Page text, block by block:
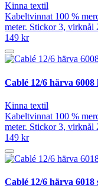
Kinna textil
Kabeltvinnat 100 %
meter. Stickor 3, virknål
149 kr
Cablé 12/6 härva 6008
Kinna textil
Kabeltvinnat 100 %
meter. Stickor 3, virknål
149 kr
Cablé 12/6 härva 6018